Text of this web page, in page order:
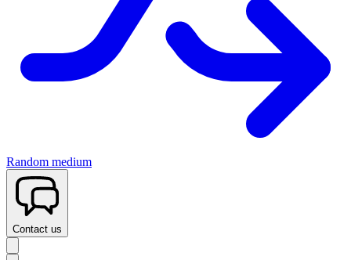
Random medium
Contact us